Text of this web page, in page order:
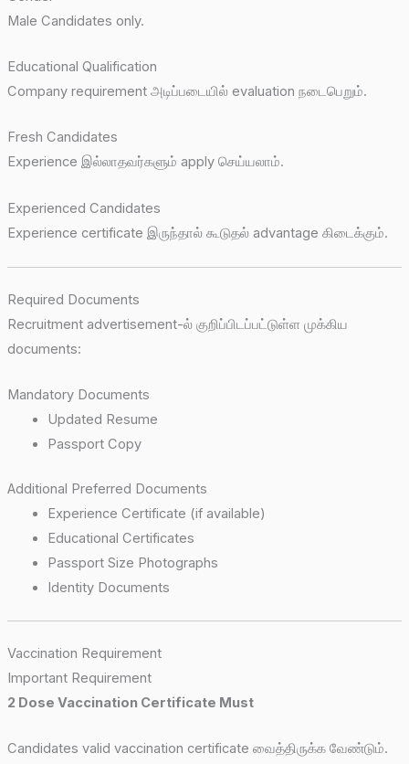
Male Candidates only.
Educational Qualification
Company requirement அடிப்படையில் evaluation நடைபெறும்.
Fresh Candidates
Experience இல்லாதவர்களும் apply செய்யலாம்.
Experienced Candidates
Experience certificate இருந்தால் கூடுதல் advantage கிடைக்கும்.
Required Documents
Recruitment advertisement-ல் குறிப்பிடப்பட்டுள்ள முக்கிய
documents:
Mandatory Documents
Updated Resume
Passport Copy
Additional Preferred Documents
Experience Certificate (if available)
Educational Certificates
Passport Size Photographs
Identity Documents
Vaccination Requirement
Important Requirement
2 Dose Vaccination Certificate Must
Candidates valid vaccination certificate வைத்திருக்க வேண்டும்.